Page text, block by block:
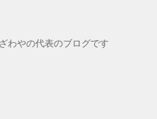
わやの代表のブログです